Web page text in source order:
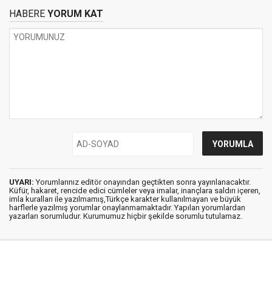
HABERE YORUM KAT
UYARI: Yorumlarınız editör onayından geçtikten sonra yayınlanacaktır.
Küfür, hakaret, rencide edici cümleler veya imalar, inançlara saldırı içeren,
imla kuralları ile yazılmamış,Türkçe karakter kullanılmayan ve büyük
harflerle yazılmış yorumlar onaylanmamaktadır. Yapılan yorumlardan
yazarları sorumludur. Kurumumuz hiçbir şekilde sorumlu tutulamaz.